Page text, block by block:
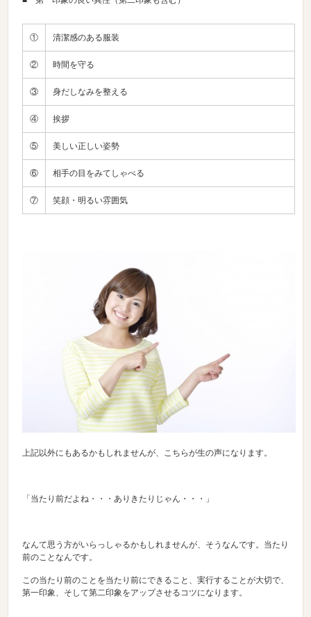
① 清潔感のある服装
② 時間を守る
③ 身だしなみを整える
④ 挨拶
⑤ 美しい正しい姿勢
⑥ 相手の目をみてしゃべる
⑦ 笑顔・明るい雰囲気
上記以外にもあるかもしれませんが、こちらが生の声になります。
「当たり前だよね・・・ありきたりじゃん・・・」
なんて思う方がいらっしゃるかもしれませんが、そうなんです。当たり
前のことなんです。
この当たり前のことを当たり前にできること、実行することが大切で、
第一印象、そして第二印象をアップさせるコツになります。